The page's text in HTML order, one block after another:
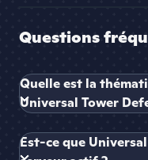
Questions
Quelle est la
Universal Tower
Est-ce que